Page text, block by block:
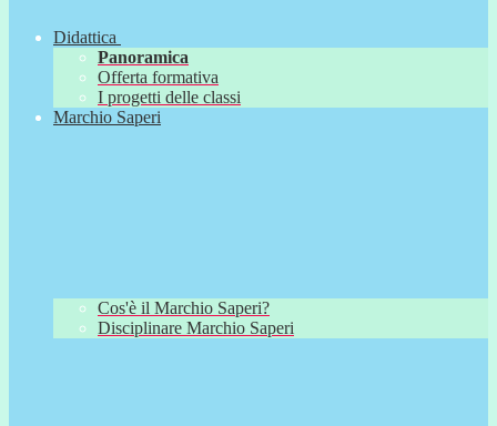
Didattica
Panoramica
Offerta formativa
I progetti delle classi
Marchio Saperi
Cos'è il Marchio Saperi?
Disciplinare Marchio Saperi